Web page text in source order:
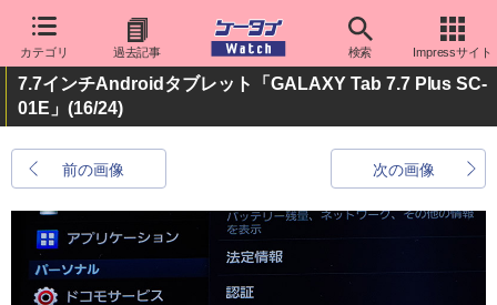
カテゴリ 過去記事 検索 Impressサイト
7.7インチAndroidタブレット「GALAXY Tab 7.7 Plus SC-
01E」 (16/24)
前の画像 次の画像